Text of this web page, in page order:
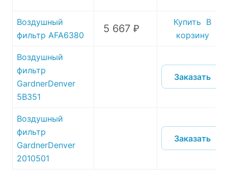
Воздушный
фильтр AFA6380
5 667 ₽
Купить В
корзину
Воздушный
фильтр
GardnerDenver
5B351
Заказать
Воздушный
фильтр
GardnerDenver
2010501
Заказать